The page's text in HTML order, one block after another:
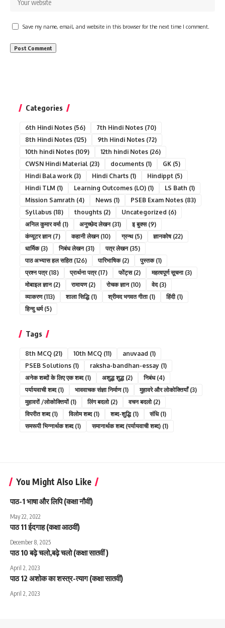
Save my name, email, and website in this browser for the next time I comment.
Categories
6th Hindi Notes (56) 7th Hindi Notes (70)
8th Hindi Notes (125) 9th Hindi Notes (72)
10th hindi Notes (109) 12th hindi Notes (26)
CWSN Hindi Material (23) documents (1) GK (5)
Hindi Bala work (3) Hindi Charts (1) Hindippt (5)
Hindi TLM (1) Learning Outcomes (LO) (1) LS Bath (1)
Mission Samrath (4) News (1) PSEB Exam Notes (83)
Syllabus (18) thoughts (2) Uncategorized (6)
अनिल कुमार वर्मा(1) अनुच्छेद लेखन(31) इ बुक्स(9)
कंप्यूटर ज्ञान(7) कहानी लेखन(10) ग्रन्थ(5) ज्ञानकोष(22)
धार्मिक(3) निबंध लेखन(31) पत्र लेखन(35)
पाठ अभ्यास हल सहित(126) पारिभाषिक(2) पुस्तक(1)
प्रश्न पत्र(18) प्रार्थना पत्र(17) फोंट्स(2) महत्वपूर्ण सूचना(3)
मोबाइल ज्ञान(2) रामायण(2) रोचक ज्ञान(10) वेद(3)
व्याकरण(113) शाला सिद्धि(1) श्रीमद भगवत गीता(1) हिंदी(1)
हिन्दु धर्म(5)
Tags
8th MCQ (21) 10th MCQ (11) anuvaad (1)
PSEB Solutions (1) raksha-bandhan-essay (1)
अनेक शब्दों के लिए एक शब्द(1) अशुद्ध शुद्ध(2) निबंध(4)
पर्यायवाची शब्द(1) भाववाचक संज्ञा निर्माण(1) मुहावरे और लोकोक्तियाँ(3)
मुहावरों /लोकोक्तियों(1) लिंग बदलो(2) वचन बदलो(2)
विपरीत शब्द(1) विलोम शब्द(1) शब्द-शुद्धि(1) संधि(1)
समरूपी भिन्नार्थक शब्द(1) समानार्थक शब्द (पर्यायवाची शब्द) (1)
You Might Also Like
पाठ-1 भाषा और लिपि (कक्षा नौवीं)
May 22, 2022
पाठ 11 ईदगाह (कक्षा आठवीं)
December 8, 2025
पाठ 10 बढ़े चलो,बढ़े चलो (कक्षा सातवीं )
April 2, 2023
पाठ 12 अशोक का शस्त्र-त्याग (कक्षा सातवीं)
April 2, 2023